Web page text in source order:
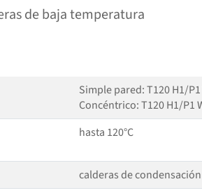
de baja temperatura
Simple pared: T120 H1/P1
Concéntrico: T120 H1/P1
hasta 120°C
calderas de